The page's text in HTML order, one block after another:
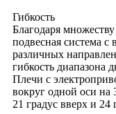
Гибкость
Благодаря
подвесная система
различных
гибкость диапазона
Плечи с
вокруг одной оси на
21 градус вверх и 24